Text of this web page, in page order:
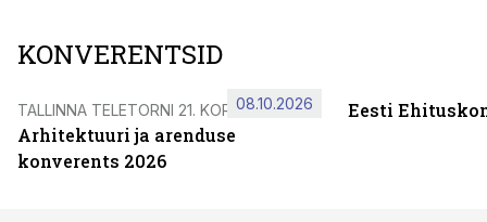
KONVERENTSID
TALLINNA TELETORNI 21. KORRUSEL
Arhitektuuri ja arenduse
konverents 2026
08.10.2026 Eesti